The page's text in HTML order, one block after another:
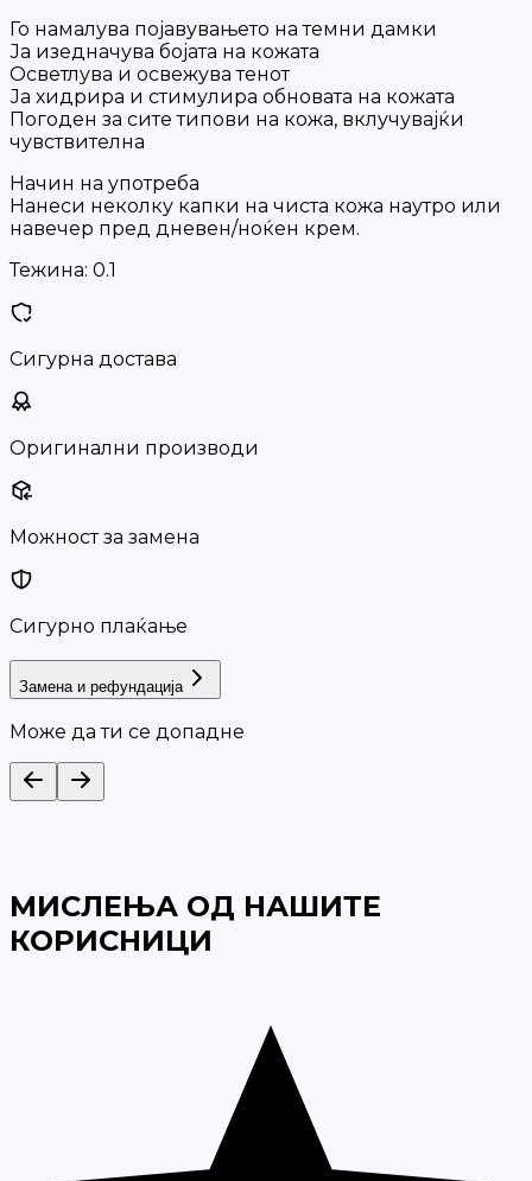
Го намалува појавувањето на темни дамки
Ја изедначува бојата на кожата
Осветлува и освежува тенот
Ја хидрира и стимулира обновата на кожата
Погоден за сите типови на кожа, вклучувајќи
чувствителна
Начин на употреба
Нанеси неколку капки на чиста кожа наутро или
навечер пред дневен/ноќен крем.
Тежина: 0.1
Сигурна достава
Оригинални производи
Можност за замена
Сигурно плаќање
Замена и рефундација
Може да ти се допадне
МИСЛЕЊА ОД НАШИТЕ
КОРИСНИЦИ